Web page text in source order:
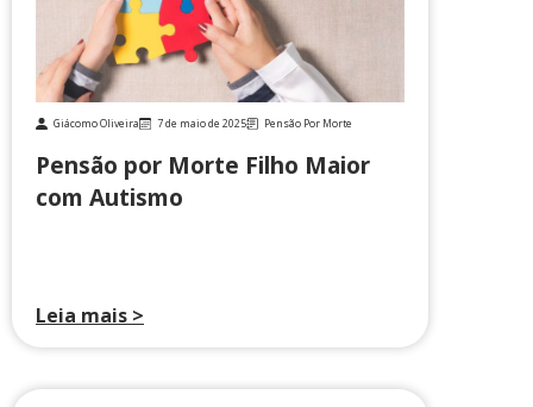
Giácomo Oliveira 7 de maio de 2025 Pensão Por Morte
Pensão por Morte Filho Maior
com Autismo
Leia mais >